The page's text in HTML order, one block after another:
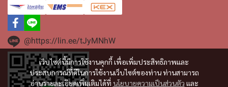
เว็บไซต์นี้มีการใช้งานคุกกี้ เพื่อเพิ่มประสิทธิภาพและ
ประสบการณ์ที่ดีในการใช้งานเว็บไซต์ของท่าน ท่านสามารถ
อ่านรายละเอียดเพิ่มเติมได้ที่ นโยบายความเป็นส่วนตัว และ
@https://lin.ee/tJyMNhW